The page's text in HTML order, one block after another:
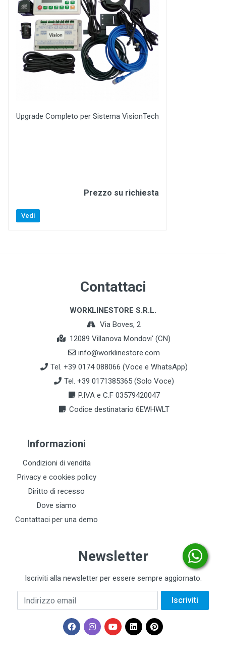
Upgrade Completo per Sistema VisionTech
Prezzo su richiesta
Vedi
Contattaci
WORKLINESTORE S.R.L.
Via Boves, 2
12089 Villanova Mondovi' (CN)
info@worklinestore.com
Tel. +39 0174 088066 (Voce e WhatsApp)
Tel. +39 0171385365 (Solo Voce)
P.IVA e C.F 03579420047
Codice destinatario 6EWHWLT
Informazioni
Condizioni di vendita
Privacy e cookies policy
Diritto di recesso
Dove siamo
Contattaci per una demo
Newsletter
Iscriviti alla newsletter per essere sempre aggiornato.
Indirizzo email Iscriviti